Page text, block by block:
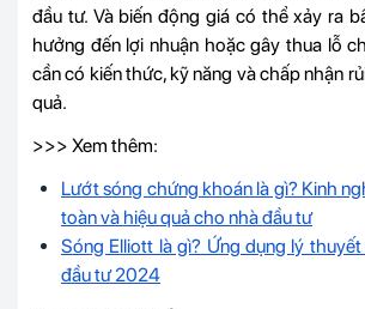
đầu tư. Và biến động giá có thể xảy ra
hưởng đến lợi nhuận hoặc gây thua lỗ
cần có kiến thức, kỹ năng và chấp nhận
quả.
>>> Xem thêm:
Lướt sóng chứng khoán là gì? Kinh
toàn và hiệu quả cho nhà đầu tư
Sóng Elliott là gì? Ứng dụng lý
đầu tư 2024